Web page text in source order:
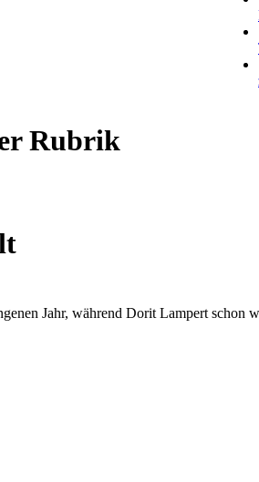
Rubrik
Jahr, während Dorit Lampert schon